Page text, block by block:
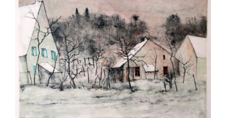
AJOUTER AU PANIER
/
DÉTAILS